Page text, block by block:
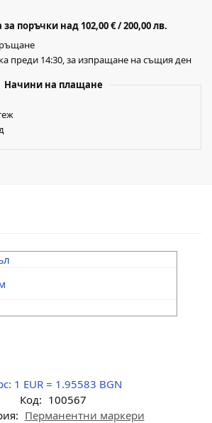
поръчки над 102,00 € / 200,00 лв.
преди 14:30, за изпращане на същия ден
Начини на плащане
1 EUR = 1.95583 BGN
Код: 100567
Перманентни маркери